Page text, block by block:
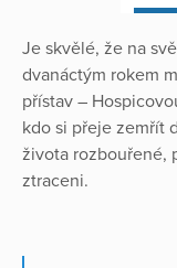
Je skvělé, že na
dvanáctým rokem
přístav –
kdo si přeje zemřít
života rozbouřené,
ztraceni.